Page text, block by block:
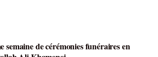
semaine de cérémonies funéraires en